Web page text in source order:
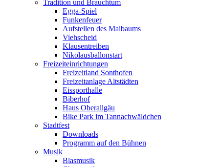
Tradition und Brauchtum
Egga-Spiel
Funkenfeuer
Aufstellen des Maibaums
Viehscheid
Klausentreiben
Nikolausballonstart
Freizeiteinrichtungen
Freizeitland Sonthofen
Freizeitanlage Altstädten
Eissporthalle
Biberhof
Haus Oberallgäu
Bike Park im Tannachwäldchen
Stadtfest
Downloads
Programm auf den Bühnen
Musik
Blasmusik